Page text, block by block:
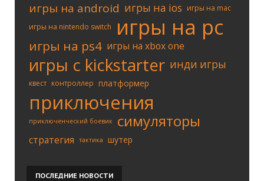
игры на android игры на ios игры на mac
игры на nintendo switch
игры на pc
игры на ps4 игры на xbox one
игры с kickstarter инди игры
квест контроллер платформер
приключения
приключенческий боевик симуляторы
стратегия тактика шутер
ПОСЛЕДНИЕ НОВОСТИ